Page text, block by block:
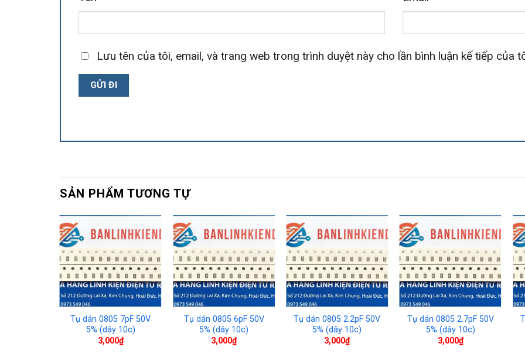
Lưu tên của tôi, email, và trang web trong trình duyệt này cho lần bình luận kế tiếp của
SẢN PHẨM TƯƠNG TỰ
Tụ dán 0805 7pF 50V
5% (dây 10c)
3,000₫
Tụ dán 0805 6pF 50V
5% (dây 10c)
3,000₫
Tụ dán 0805 2.2pF 50V
5% (dây 10c)
3,000₫
Tụ dán 0805 2.7pF 50V
5% (dây 10c)
3,000₫